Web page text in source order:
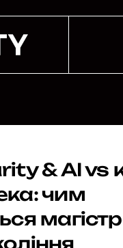
& AI vs
чим